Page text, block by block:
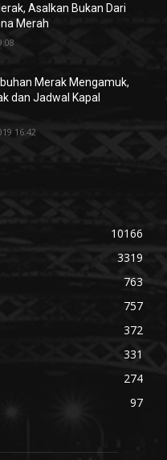
Asalkan Bukan Dari
Merah
Merak Mengamuk,
dan Jadwal Kapal
16:42
10166
3319
763
757
372
331
274
97